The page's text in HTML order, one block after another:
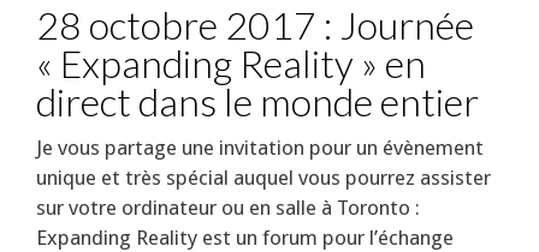
28 octobre 2017 : Journée
« Expanding Reality » en
direct dans le monde entier
Je vous partage une invitation pour un évènement
unique et très spécial auquel vous pourrez assister
sur votre ordinateur ou en salle à Toronto :
Expanding Reality est un forum pour l’échange